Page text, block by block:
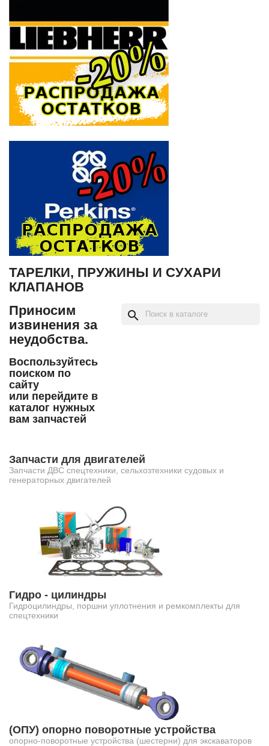
ТАРЕЛКИ, ПРУЖИНЫ И СУХАРИ
КЛАПАНОВ
Приносим
извинения за
неудобства.
Воспользуйтесь
поиском по
сайту
или перейдите в
каталог нужных
вам запчастей
search
Запчасти для двигателей
Запчасти ДВС спецтехники, сельхозтехники судовых и
генераторных двигателей
Гидро - цилиндры
Гидроцилиндры, поршни уплотнения и ремкомплекты для
спецтехники
(ОПУ) опорно поворотные устройства
опорно-поворотные устройства (шестерни) для экскаваторов